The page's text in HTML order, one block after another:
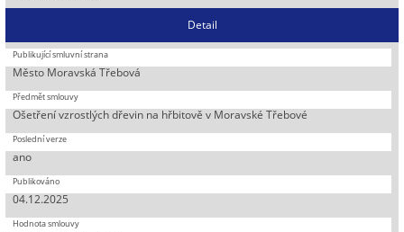
Detail
Město Moravská Třebová
Ošetření vzrostlých dřevin na hřbitově v Moravské Třebové
ano
04.12.2025